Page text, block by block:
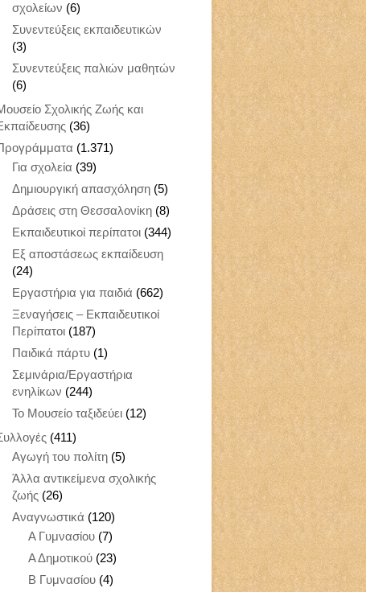
σχολείων (6)
Συνεντεύξεις εκπαιδευτικών
(3)
Συνεντεύξεις παλιών μαθητών
(6)
Σχολικής Ζωής και
(36)
(1.371)
Για σχολεία (39)
Δημιουργική απασχόληση (5)
Δράσεις στη Θεσσαλονίκη (8)
Εκπαιδευτικοί περίπατοι (344)
Εξ αποστάσεως εκπαίδευση
(24)
Εργαστήρια για παιδιά (662)
Ξεναγήσεις – Εκπαιδευτικοί
Περίπατοι (187)
Παιδικά πάρτυ (1)
Σεμινάρια/Εργαστήρια
ενηλίκων (244)
Το Μουσείο ταξιδεύει (12)
(411)
Αγωγή του πολίτη (5)
Άλλα αντικείμενα σχολικής
ζωής (26)
Αναγνωστικά (120)
Α Γυμνασίου (7)
Α Δημοτικού (23)
Β Γυμνασίου (4)